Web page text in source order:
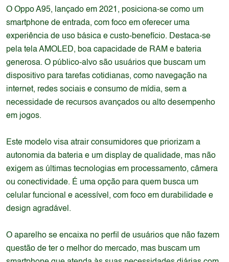
O Oppo A95, lançado em 2021, posiciona-se como um
smartphone de entrada, com foco em oferecer uma
experiência de uso básica e custo-benefício. Destaca-se
pela tela AMOLED, boa capacidade de RAM e bateria
generosa. O público-alvo são usuários que buscam um
dispositivo para tarefas cotidianas, como navegação na
internet, redes sociais e consumo de mídia, sem a
necessidade de recursos avançados ou alto desempenho
em jogos.
Este modelo visa atrair consumidores que priorizam a
autonomia da bateria e um display de qualidade, mas não
exigem as últimas tecnologias em processamento, câmera
ou conectividade. É uma opção para quem busca um
celular funcional e acessível, com foco em durabilidade e
design agradável.
O aparelho se encaixa no perfil de usuários que não fazem
questão de ter o melhor do mercado, mas buscam um